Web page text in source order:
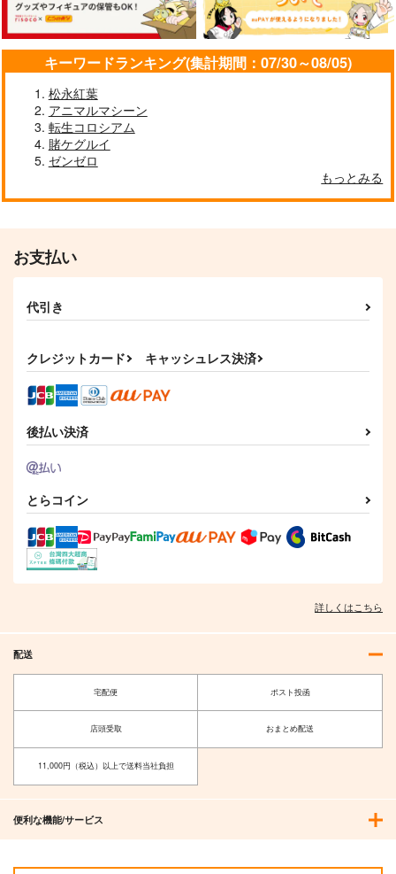
キーワードランキング(集計期間：07/30～08/05)
松永紅葉
アニマルマシーン
転生コロシアム
賭ケグルイ
ゼンゼロ
もっとみる
お支払い
代引き
クレジットカード キャッシュレス決済
後払い決済
とらコイン
詳しくはこちら
配送
宅配便 ポスト投函
店頭受取 おまとめ配送
11,000円（税込）以上で送料当社負担
便利な機能/サービス